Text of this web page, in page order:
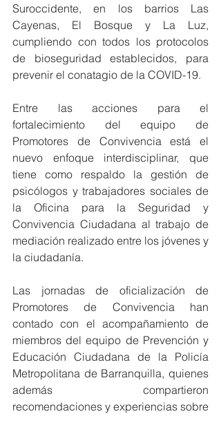
Suroccidente, en los barrios Las
Cayenas, El Bosque y La Luz,
cumpliendo con todos los protocolos
de bioseguridad establecidos, para
prevenir el conatagio de la COVID-19.
Entre las acciones para el
fortalecimiento del equipo de
Promotores de Convivencia está el
nuevo enfoque interdisciplinar, que
tiene como respaldo la gestión de
psicólogos y trabajadores sociales de
la Oficina para la Seguridad y
Convivencia Ciudadana al trabajo de
mediación realizado entre los jóvenes y
la ciudadanía.
Las jornadas de oficialización de
Promotores de Convivencia han
contado con el acompañamiento de
miembros del equipo de Prevención y
Educación Ciudadana de la Policía
Metropolitana de Barranquilla, quienes
además compartieron
recomendaciones y experiencias sobre